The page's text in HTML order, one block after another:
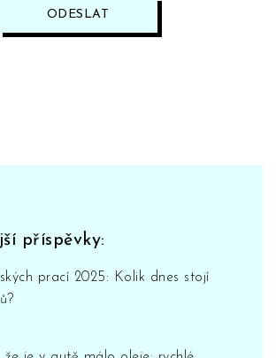
ODESLAT
příspěvky:
prací 2025: Kolik dnes stojí